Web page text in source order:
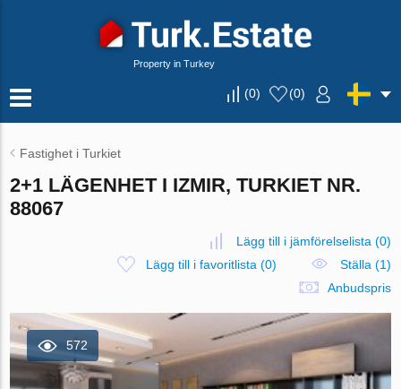
Property in Turkey
(0) (0)
Fastighet i Turkiet
2+1 LÄGENHET I IZMIR, TURKIET NR.
88067
Lägg till i jämförelselista (0)
Lägg till i favoritlista (0)
Ställa (1)
Anbudspris
572